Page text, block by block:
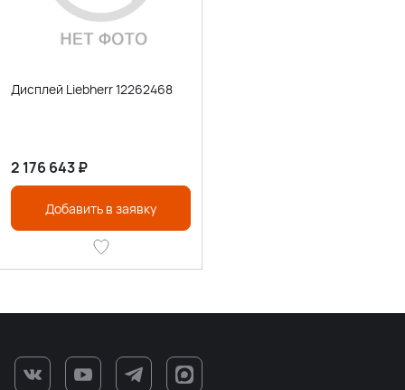
Дисплей Liebherr 12262468
2 176 643₽
Добавить в заявку